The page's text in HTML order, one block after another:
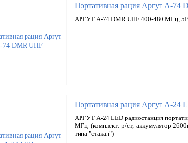
Портативная рация Аргут А-74
АРГУТ А-74 DMR UHF 400-480 МГц,
Портативная рация Аргут А-24
АРГУТ А-24 LED радиостанция
МГц (комплект: р/ст, аккумулятор
типа "стакан")